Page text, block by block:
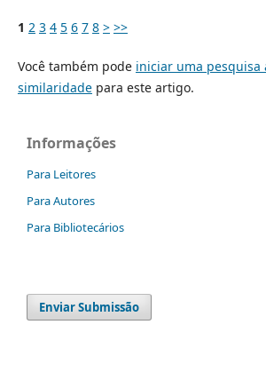
1 2 3 4 5 6 7 8 > >>
Você também pode iniciar uma pesquisa
similaridadepara este artigo.
Informações
Para Leitores
Para Autores
Para Bibliotecários
Enviar Submissão